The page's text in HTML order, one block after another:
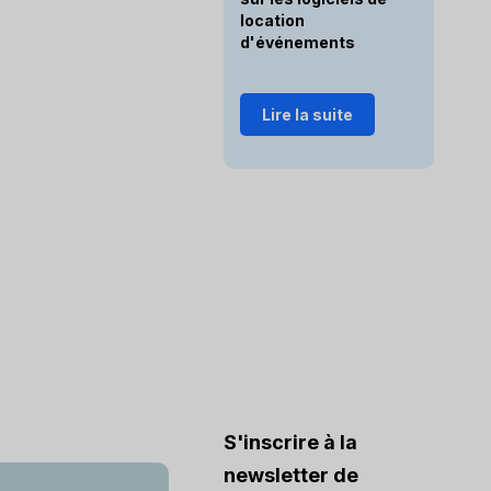
location
d'événements
Lire la suite
S'inscrire à la
newsletter de